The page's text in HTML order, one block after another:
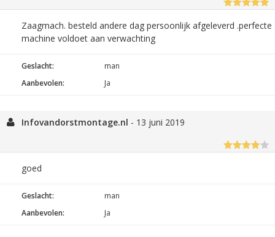
Zaagmach. besteld andere dag persoonlijk afgeleverd .perfecte
machine voldoet aan verwachting
Geslacht:
man
Aanbevolen:
Ja
Infovandorstmontage.nl - 13 juni 2019
goed
Geslacht:
man
Aanbevolen:
Ja